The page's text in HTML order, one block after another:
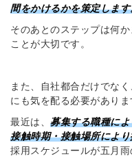
間をかけるかを策定します
そのあとのステップは何
ことが大切です。
また、自社都合だけでな
にも気を配る必要がありま
最近は、 募集する職種に
接触時期・接触場所によ
採用スケジュールが五月